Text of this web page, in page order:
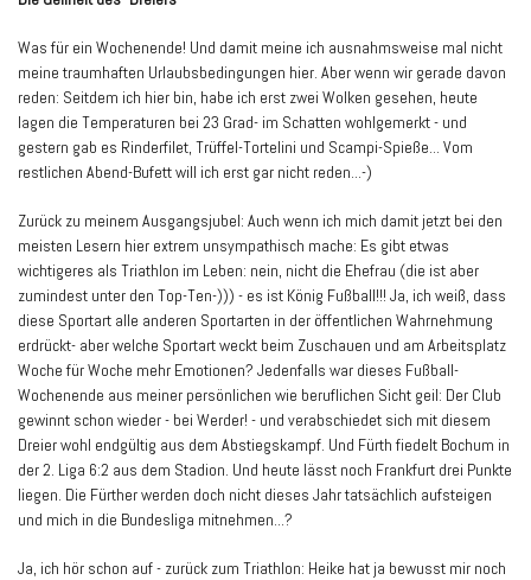
Was für ein Wochenende! Und damit meine ich ausnahmsweise mal nicht
meine traumhaften Urlaubsbedingungen hier. Aber wenn wir gerade davon
reden: Seitdem ich hier bin, habe ich erst zwei Wolken gesehen, heute
lagen die Temperaturen bei 23 Grad- im Schatten wohlgemerkt - und
gestern gab es Rinderfilet, Trüffel-Tortelini und Scampi-Spieße... Vom
restlichen Abend-Bufett will ich erst gar nicht reden...-)
Zurück zu meinem Ausgangsjubel: Auch wenn ich mich damit jetzt bei den
meisten Lesern hier extrem unsympathisch mache: Es gibt etwas
wichtigeres als Triathlon im Leben: nein, nicht die Ehefrau (die ist aber
zumindest unter den Top-Ten-))) - es ist König Fußball!!! Ja, ich weiß, dass
diese Sportart alle anderen Sportarten in der öffentlichen Wahrnehmung
erdrückt- aber welche Sportart weckt beim Zuschauen und am Arbeitsplatz
Woche für Woche mehr Emotionen? Jedenfalls war dieses Fußball-
Wochenende aus meiner persönlichen wie beruflichen Sicht geil: Der Club
gewinnt schon wieder - bei Werder! - und verabschiedet sich mit diesem
Dreier wohl endgültig aus dem Abstiegskampf. Und Fürth fiedelt Bochum in
der 2. Liga 6:2 aus dem Stadion. Und heute lässt noch Frankfurt drei Punkte
liegen. Die Fürther werden doch nicht dieses Jahr tatsächlich aufsteigen
und mich in die Bundesliga mitnehmen...?
Ja, ich hör schon auf - zurück zum Triathlon: Heike hat ja bewusst mir noch